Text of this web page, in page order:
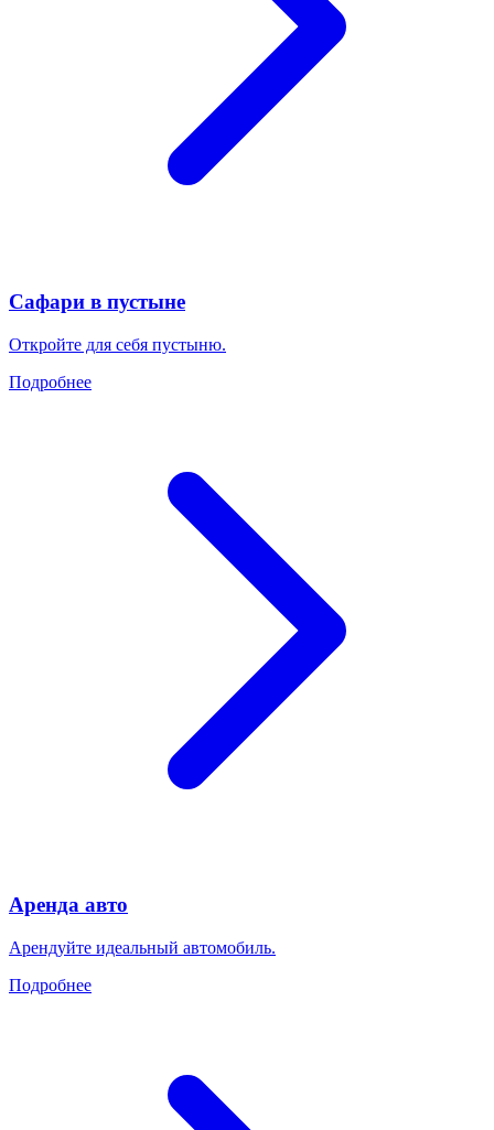
Сафари в пустыне
Откройте для себя пустыню.
Подробнее
Аренда авто
Арендуйте идеальный автомобиль.
Подробнее